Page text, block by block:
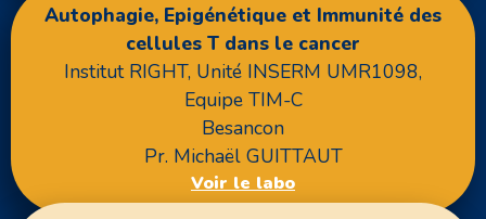
Autophagie, Epigénétique et Immunité des
cellules T dans le cancer
Institut RIGHT, Unité INSERM UMR1098,
Equipe TIM-C
Besancon
Pr. Michaël GUITTAUT
Voir le labo